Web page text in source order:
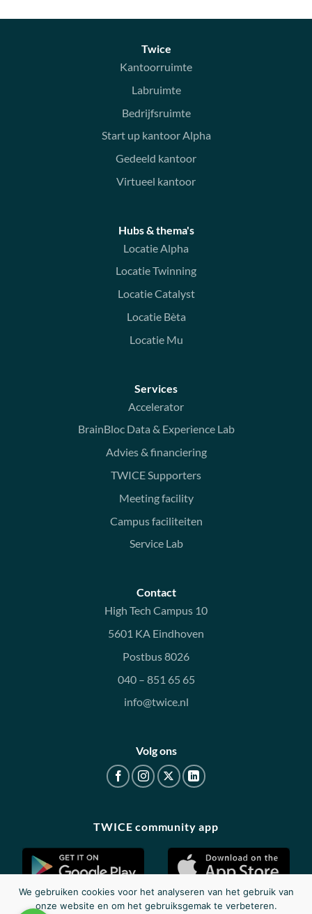
Twice
Kantoorruimte
Labruimte
Bedrijfsruimte
Start up kantoor Alpha
Gedeeld kantoor
Virtueel kantoor
Hubs & thema's
Locatie Alpha
Locatie Twinning
Locatie Catalyst
Locatie Bèta
Locatie Mu
Services
Accelerator
BrainBloc Data & Experience Lab
Advies & financiering
TWICE Supporters
Meeting facility
Campus faciliteiten
Service Lab
Contact
High Tech Campus 10
5601 KA Eindhoven
Postbus 8026
040 – 851 65 65
info@twice.nl
Volg ons
TWICE community app
We gebruiken cookies voor het analyseren van het gebruik van
onze website en om het gebruiksgemak te verbeteren.